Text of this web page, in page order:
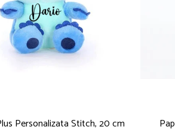
Personalizata Stitch, 20 cm